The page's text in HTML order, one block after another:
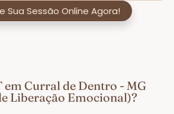
Sua Sessão Online Agora!
em Curral de Dentro - MG
Liberação Emocional)?